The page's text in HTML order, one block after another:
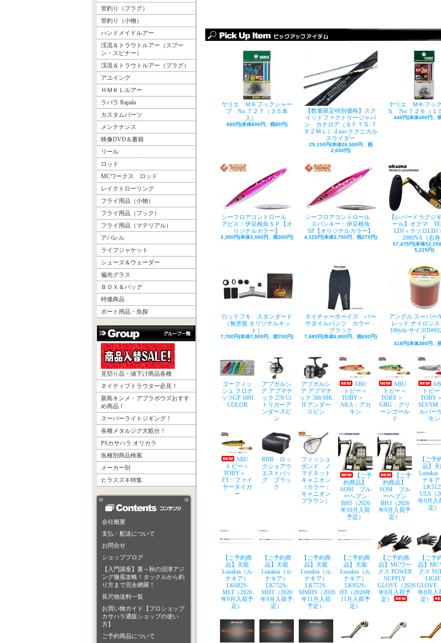
管釣り（プラグ）
管釣り（小物）
ハンドメイドルアー
渓流＆トラウトルアー（スプー
ン・スピナー）
渓流＆トラウトルアー（プラグ）
アユイング
ＨＭＫＬルアー
ラパラ Rapala
カスタムパーツ
メンテナンス
映像DVD＆書籍
リール
ロッド
MCワークス ロッド
レイクトローリング
フライ用品（小物）
フライ用品（フック）
フライ用品（マテリアル）
アパレル
ライフジャケット
シューズ＆ウェーダー
偏光グラス
ＢＯＸ＆バッグ
特価商品
ボート用品・魚探
見切り品・値下げ商品各種
ネイティブトラウター必見！
新島キンメ・アブラボウズおすす
め商品！
スーパーライトジギング！
各種メタルジグ大処分！
PSカサハラ オリカラ
魚種別商品検索
メーカー別
ヒラスズキ特集
会社概要
支払・配送について
お問合せ
ショップブログ
【入門講座】夏～秋の沼津アジ
ング徹底攻略！タックルから釣
り方まで完全網羅！
長尺物送料一覧
お買い物ガイド【プロショップ
カサハラ通販ショップの使い
方】
ご予約商品について
ヤリエ ＭＫフックシャー
プ No.７２７（３５本
入）
880円(本体800円、税80円)
【数量限定特別価格】スク
イッドファクトリージャパ
ン カナロア（ＳＦＴＳ-７
９２ＭＬ）-Lino-テクニカル
スライダー
29,150円(本体26,500円、税
2,650円)
ヤリエ ＭＫフッ
Ｓ No.７２６（１
440円(本体400円、
シーフロアコントロール
アビス：伊豆根魚ＳＰ【オ
リジナルカラー】
3,300円(本体3,000円、税300円)
シーフロアコントロール
スパンキー：伊豆根魚
SP【オリジナルカラー】
4,125円(本体3,750円、税375円)
【レバードラグジ
ール】オクマ
LDJ＜テソロLDJ
2000NA（右巻
57,475円(本体
5,225円)
ロッドフキ スタンダード
（無塗装 オリジナルキッ
ト）
7,700円(本体7,000円、税700円)
ネイチャーボーイズ バー
サタイルパンツ カラー：
ブラック
7,480円(本体6,800円、税680円)
アングル スーパー
レッド ナイロン
100yds サイズ
ド
418円(本体380円、
ゴーフィッ
シュ クロナ
ッツGP 1091
COLOR
アブガルシ
ア アブマチ
ック 276 Ui
トリガーア
ンダースピ
ン
アブガルシ
ア アブマチ
ック 506 MK
II アンダー
スピン
ABU
トビー＜
TOBY＞
AKA：アカ
キン
ABU
トビー＜
TOBY＞
GRG：グリ
ーンゴール
ド
トビー
TOBY
SLVSM
ルバー
モン
ABU
トビー＜
TOBY＞
FT：ファイ
ヤータイガ
ー
RBB ロッ
クショアウ
エストバッ
グ ブラッ
ク
フィッシュ
ポンド ノ
マドネット
キャニオン
（カラー：
キャニオン
ブラウン）
【ご予
約商品】
SOM ブル
ーヘブン
BH5（2026
年10月入荷
予定）
【ご予
約商品】
SOM ブル
ーヘブン
BH3（2026
年9月入荷予
定）
【ご予
品】
Lunakia
ナキア
ULS（
年9月入
定）
【ご予約商
品】天龍
Lunakia（ル
ナキア）
LK682S-
MLT（2026
年9月入荷予
定）
【ご予約商
品】天龍
Lunakia（ル
ナキア）
LK752S-
MHT（2026
年9月入荷予
定）
【ご予約商
品】天龍
Lunakia（ル
ナキア）
LK772S-
MMHS（2026
年11月入荷
予定）
【ご予約商
品】天龍
Lunakia（ル
ナキア）
LK852S-
HT（2026年
11月入荷予
定）
【ご予約商
品】MCワー
クス POWER
SUPPLY
GLOVE（2026
年8月入荷予
定）
【ご予
品】MC
クス
GLOVE
年8月入
定）